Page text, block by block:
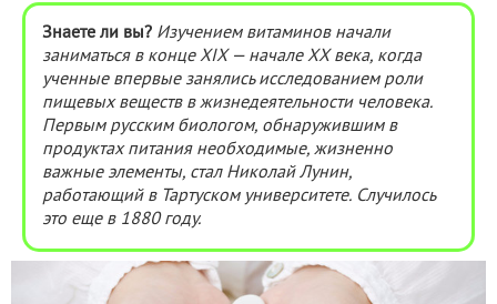
Знаете ли вы? Изучением витаминов начали
заниматься в конце XIX — начале ХХ века, когда
ученные впервые занялись исследованием роли
пищевых веществ в жизнедеятельности человека.
Первым русским биологом, обнаружившим в
продуктах питания необходимые, жизненно
важные элементы, стал Николай Лунин,
работающий в Тартуском университете. Случилось
это еще в 1880 году.